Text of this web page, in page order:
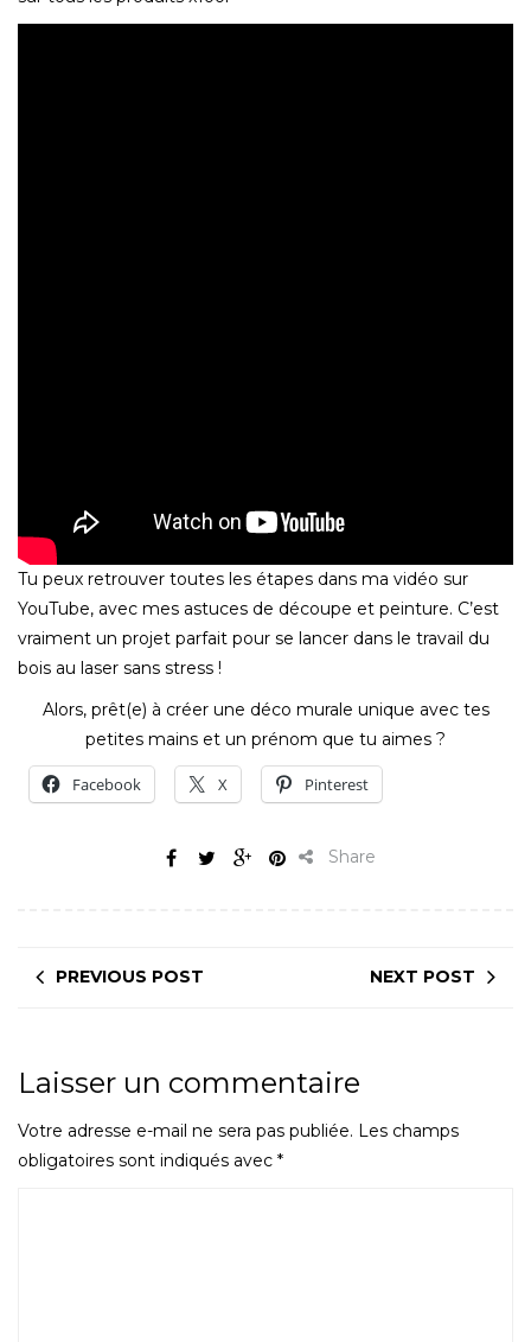
Tu peux retrouver toutes les étapes dans ma vidéo sur
YouTube, avec mes astuces de découpe et peinture. C’est
vraiment un projet parfait pour se lancer dans le travail du
bois au laser sans stress !
Alors, prêt(e) à créer une déco murale unique avec tes
petites mains et un prénom que tu aimes ?
Facebook X Pinterest
Share
PREVIOUS POST NEXT POST
Laisser un commentaire
Votre adresse e-mail ne sera pas publiée. Les champs
obligatoires sont indiqués avec *